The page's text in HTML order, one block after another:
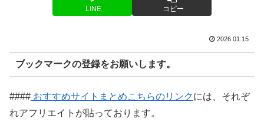
LINE コピー
2026.01.15
ブックマークの登録をお願いします。
#### おすすめサイトまとめこちらのリンクには、それぞ
れアフリエイトが貼っております。